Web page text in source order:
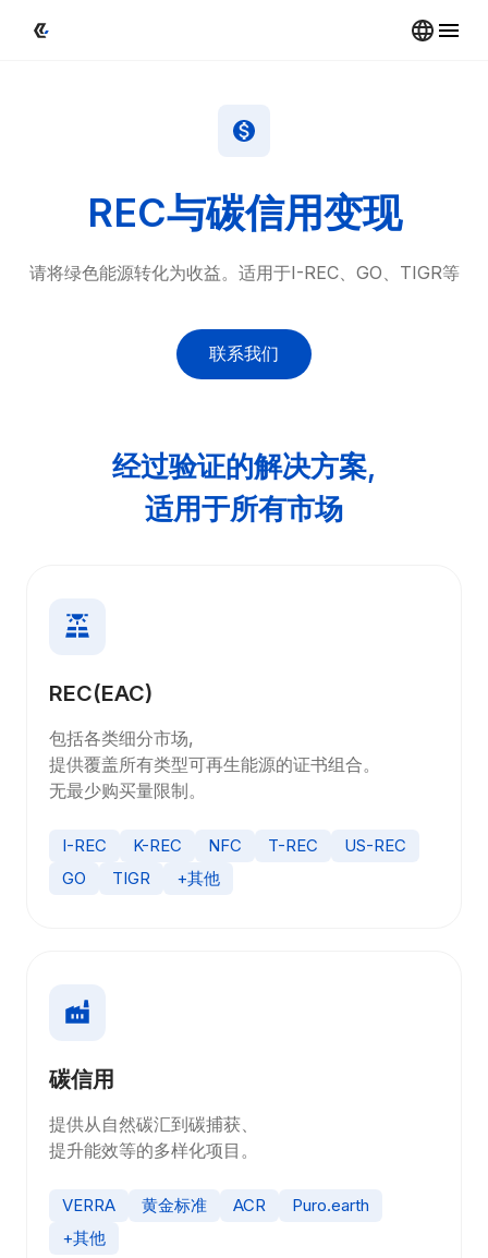
REC与碳信用变现
请将绿色能源转化为收益。适用于I-REC、GO、TIGR等
联系我们
经过验证的解决方案,
适用于所有市场
REC(EAC)
包括各类细分市场,
提供覆盖所有类型可再生能源的证书组合。
无最少购买量限制。
I-REC K-REC NFC T-REC
US-REC
GO
TIGR +其他
碳信用
提供从自然碳汇到碳捕获、
提升能效等的多样化项目。
VERRA 黄金标准 ACR
Puro.earth
+其他